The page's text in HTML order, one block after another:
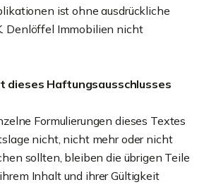
ist ohne ausdrückliche
Denlöffel Immobilien nicht
dieses Haftungsausschlusses
Formulierungen dieses Textes
nicht, nicht mehr oder nicht
sollten, bleiben die übrigen Teile
Inhalt und ihrer Gültigkeit